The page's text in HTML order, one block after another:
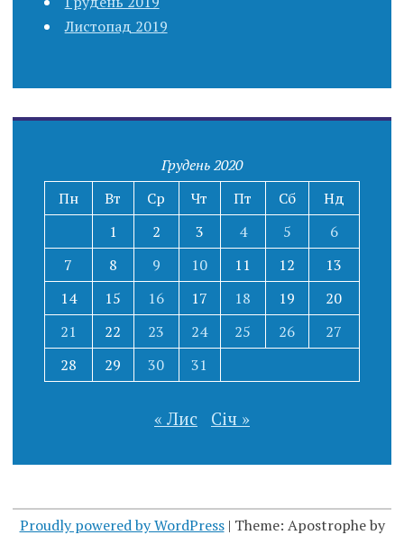
Листопад 2019
Грудень 2020
Пн
Вт Ср Чт Пт Сб
Нд
1
2 3 4 5
6
7
8 9 10 11 12
13
14
15 16 17 18 19
20
21
22 23 24 25 26
27
28
29 30 31
« Лис Січ »
Proudly powered by WordPress | Theme: Apostrophe by